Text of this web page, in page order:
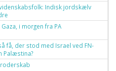
Indisk jordskælv
i morgen fra PA
få, der stod med Israel ved FN-
Palæstina?